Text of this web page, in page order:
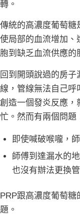
轉。
傳統的高濃度葡萄糖
使局部的血流增加、
胞到缺乏血流供應的
回到開頭說過的房
線，管線無法自己呼
創造一個發炎反應，
忙。然而有兩個問題
即使喊破喉嚨，
師傅到達漏水的
也沒有辦法更換
PRP跟高濃度葡萄
題。